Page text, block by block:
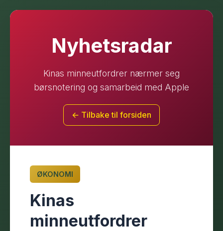
Nyhetsradar
Kinas minneutfordrer nærmer seg
børsnotering og samarbeid med Apple
← Tilbake til forsiden
ØKONOMI
Kinas
minneutfordrer